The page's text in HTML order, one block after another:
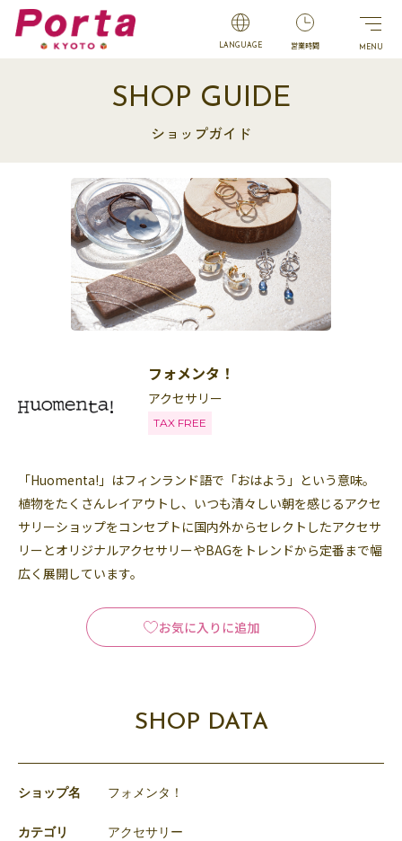
LANGUAGE 営業時間
SHOP GUIDE
ショップガイド
フォメンタ！
アクセサリー
TAX FREE
「Huomenta!」はフィンランド語で「おはよう」という意味。
植物をたくさんレイアウトし、いつも清々しい朝を感じるアクセ
サリーショップをコンセプトに国内外からセレクトしたアクセサ
リーとオリジナルアクセサリーやBAGをトレンドから定番まで幅
広く展開しています。
お気に入りに追加
SHOP DATA
ショップ名 フォメンタ！
カテゴリ アクセサリー